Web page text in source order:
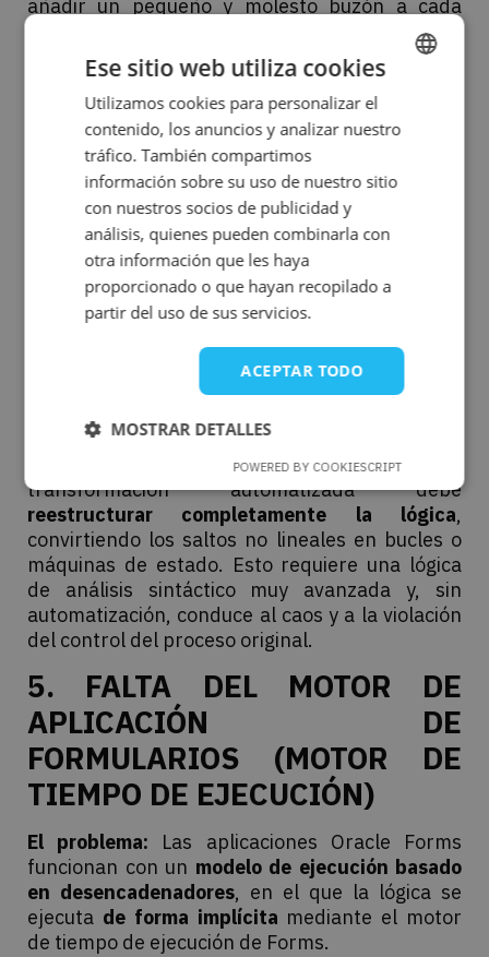
añadir un pequeño y molesto buzón a cada
función que necesita devolver más de un valor.
En un proyecto grande, esta complejidad
adicional es enorme.
4. SENTENCIAS GOTO:
REESTRUCTURACIÓN DEL
FLUJO DE CONTROL
El problema:PL/SQL permite el uso de
sentenciasGOTO(saltos a etiquetas), una
construcción que está prohibida en el código
moderno, pero que es habitual en los sistemas
heredados, especialmente para el manejo de
no admitesaltos arbitrarios.
maraña de cables de una sala de servidores en
un esquema perfectamente organizado.
transformación automatizada debe
reestructurar completamente la lógica,
convirtiendo los saltos no lineales en bucles o
máquinas de estado. Esto requiere una lógica
de análisis sintáctico muy avanzada y, sin
automatización, conduce al caos y a la violación
del control del proceso original.
5. FALTA DEL MOTOR DE
APLICACIÓN DE
FORMULARIOS (MOTOR DE
TIEMPO DE EJECUCIÓN)
El problema: Las aplicaciones Oracle Forms
funcionan con un modelo de ejecución basado
en desencadenadores, en el que la lógica se
ejecuta de forma implícita mediante el motor
de tiempo de ejecución de Forms.
ENGLISH
SPANISH
Ese sitio web utiliza cookies
Utilizamos cookies para personalizar el
contenido, los anuncios y analizar nuestro
tráfico. También compartimos
información sobre su uso de nuestro sitio
con nuestros socios de publicidad y
análisis, quienes pueden combinarla con
otra información que les haya
proporcionado o que hayan recopilado a
partir del uso de sus servicios.
ACEPTAR TODO
MOSTRAR DETALLES
POWERED BY COOKIESCRIPT